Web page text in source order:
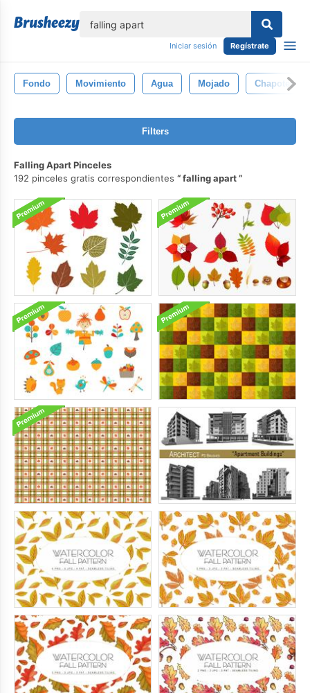
Iniciar sesión Regístrate
Fondo Movimiento Agua Mojado Chapoteo
Filters
Falling Apart Pinceles
192 pinceles gratis correspondientes
falling apart